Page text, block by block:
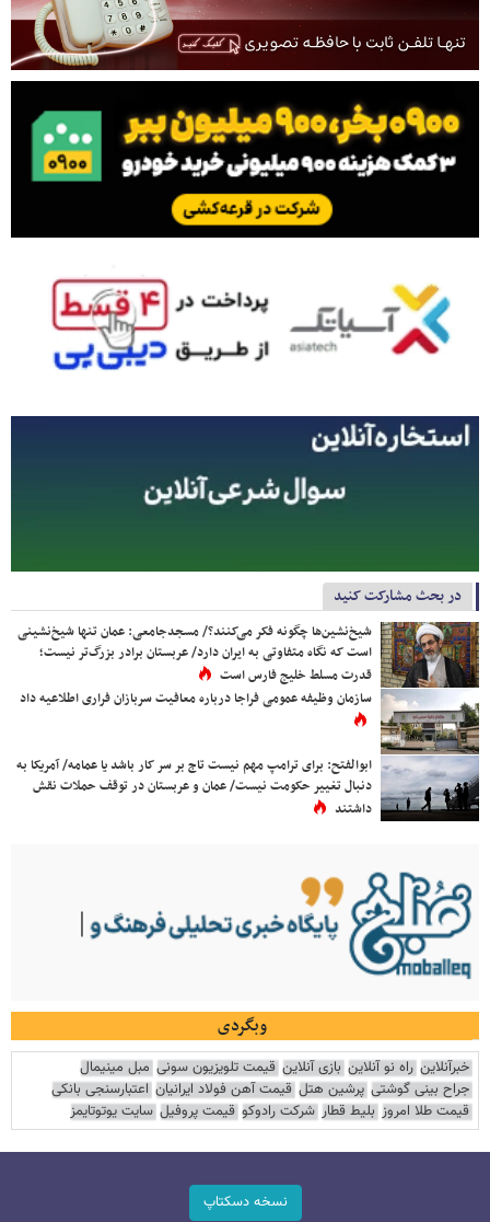
در بحث مشارکت کنید
شیخ‌نشین‌ها چگونه فکر می‌کنند؟/ مسجدجامعی: عمان تنها شیخ‌نشینی
است که نگاه متفاوتی به ایران دارد/ عربستان برادر بزرگ‌تر نیست؛
قدرت مسلط خلیج فارس است
سازمان وظیفه عمومی فراجا درباره معافیت سربازان فراری اطلاعیه داد
ابوالفتح: برای ترامپ مهم نیست تاج بر سر کار باشد یا عمامه/ آمریکا به
دنبال تغییر حکومت نیست/ عمان و عربستان در توقف حملات نقش
داشتند
وبگردی
خبرآنلاین راه نو آنلاین بازی آنلاین قیمت تلویزیون سونی مبل مینیمال
جراح بینی گوشتی پرشین هتل قیمت آهن فولاد ایرانیان اعتبارسنجی بانکی
قیمت طلا امروز بلیط قطار شرکت رادوکو قیمت پروفیل سایت یوتوتایمز
نسخه دسکتاپ